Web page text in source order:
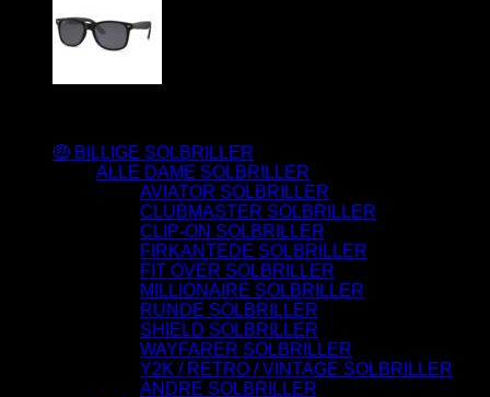
🤑 BILLIGE SOLBRILLER
ALLE DAME SOLBRILLER
AVIATOR SOLBRILLER
CLUBMASTER SOLBRILLER
CLIP-ON SOLBRILLER
FIRKANTEDE SOLBRILLER
FIT OVER SOLBRILLER
MILLIONAIRE SOLBRILLER
RUNDE SOLBRILLER
SHIELD SOLBRILLER
WAYFARER SOLBRILLER
Y2K / RETRO / VINTAGE SOLBRILLER
ANDRE SOLBRILLER